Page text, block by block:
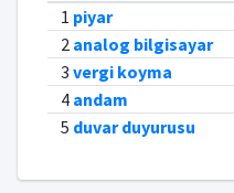
1 piyar
2 analog bilgisayar
3 vergi koyma
4 andam
5 duvar duyurusu